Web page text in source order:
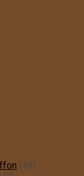
(16)